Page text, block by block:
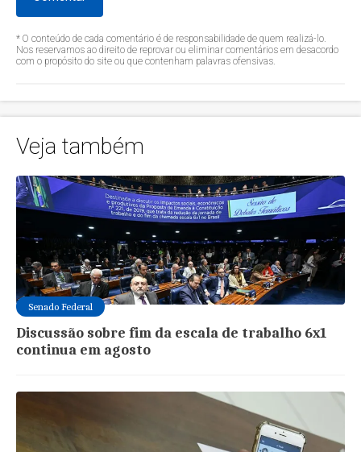
* O conteúdo de cada comentário é de responsabilidade de quem realizá-lo.
Nos reservamos ao direito de reprovar ou eliminar comentários em desacordo
com o propósito do site ou que contenham palavras ofensivas.
Veja também
Senado Federal
Discussão sobre fim da escala de trabalho 6x1
continua em agosto